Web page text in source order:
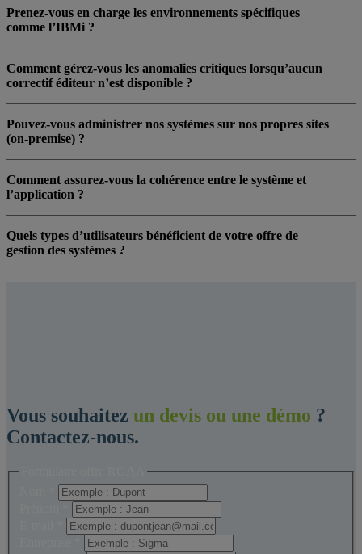
Prenez-vous en charge les environnements spécifiques
comme l’IBMi ?
Comment gérez-vous les anomalies critiques lorsqu’aucun
correctif éditeur n’est disponible ?
Pouvez-vous administrer nos systèmes sur nos propres sites
(on-premise) ?
Comment assurez-vous la cohérence entre le système et
l’application ?
Quels types d’utilisateurs bénéficient de votre offre de
gestion des systèmes ?
Vous souhaitez un devis ou une démo ?
Contactez-nous.